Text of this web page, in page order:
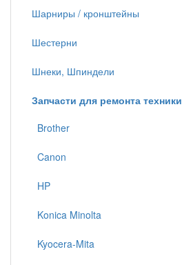
Шарниры / кронштейны
Шестерни
Шнеки, Шпиндели
Запчасти для ремонта техники
Brother
Canon
HP
Konica Minolta
Kyocera-Mita